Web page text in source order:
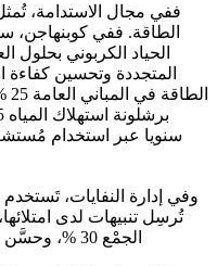
ففي مجال الاستدامة،
الطاقة. ففي
المتجددة وتحسين كفاءة
سنويا عبر استخدام
وفي إدارة النفايات،
تُرسِل تنبيهات لدى
الجمْع 30 %، وحسَّن كفاءة الجمْع 50 %. التحديات الجوهرية